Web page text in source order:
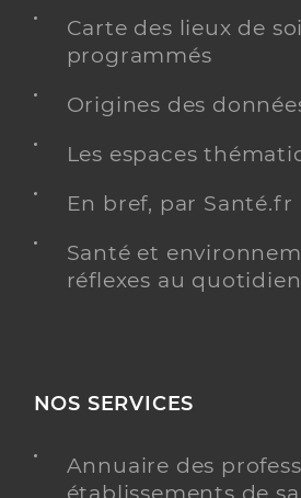
Carte des lieux de
programmés
Origines des
Les espaces
En bref, par Santé.fr
Santé et
réflexes au quotidien
NOS SERVICES
Annuaire des